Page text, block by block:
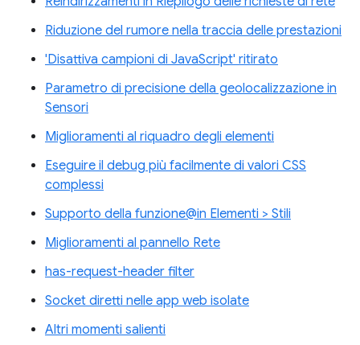
Riduzione del rumore nella traccia delle prestazioni
'Disattiva campioni di JavaScript' ritirato
Parametro di precisione della geolocalizzazione in
Sensori
Miglioramenti al riquadro degli elementi
Eseguire il debug più facilmente di valori CSS
complessi
Supporto della funzione@in Elementi > Stili
Miglioramenti al pannello Rete
has-request-header filter
Socket diretti nelle app web isolate
Altri momenti salienti